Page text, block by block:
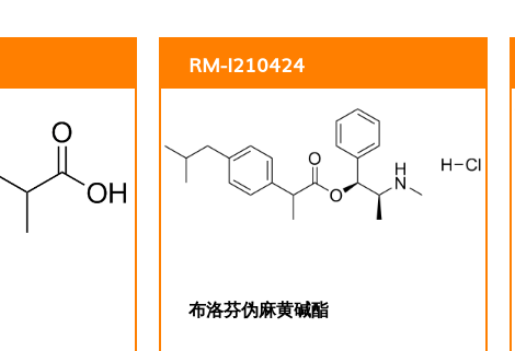
RM-I210424
布洛芬伪麻黄碱酯